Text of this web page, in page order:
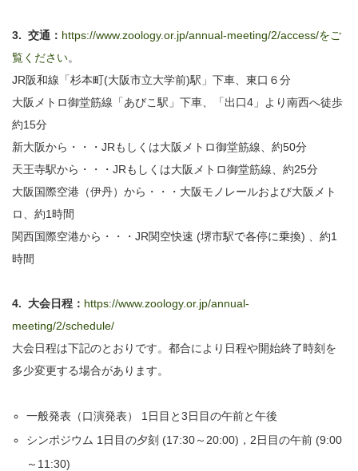
3. 交通： https://www.zoology.or.jp/annual-meeting/2/access/をご
覧ください。
JR阪和線「杉本町(大阪市立大学前)駅」下車、東口６分
大阪メトロ御堂筋線「あびこ駅」下車、「出口4」より南西へ徒歩
約15分
新大阪から・・・JRもしくは大阪メトロ御堂筋線、約50分
天王寺駅から・・・JRもしくは大阪メトロ御堂筋線、約25分
大阪国際空港（伊丹）から・・・大阪モノレールおよび大阪メト
ロ、約1時間
関西国際空港から・・・JR関空快速 (堺市駅で各停に乗換) 、約1
時間
4. 大会日程： https://www.zoology.or.jp/annual-
meeting/2/schedule/
大会日程は下記のとおりです。都合により日程や開始終了時刻を
多少変更する場合があります。
一般発表（口演発表） 1日目と3日目の午前と午後
シンポジウム 1日目の夕刻 (17:30～20:00)，2日目の午前 (9:00
～11:30)